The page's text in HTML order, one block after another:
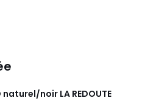
naturel/noir LA REDOUTE